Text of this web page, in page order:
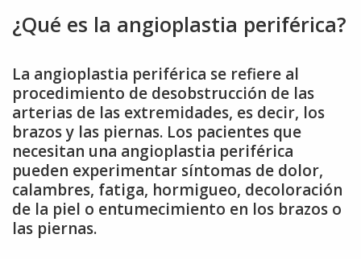
¿Qué es la angioplastia periférica?
La angioplastia periférica se refiere al
procedimiento de desobstrucción de las
arterias de las extremidades, es decir, los
brazos y las piernas. Los pacientes que
necesitan una angioplastia periférica
pueden experimentar síntomas de dolor,
calambres, fatiga, hormigueo, decoloración
de la piel o entumecimiento en los brazos o
las piernas.